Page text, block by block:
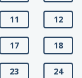
11 12
17 18
23 24